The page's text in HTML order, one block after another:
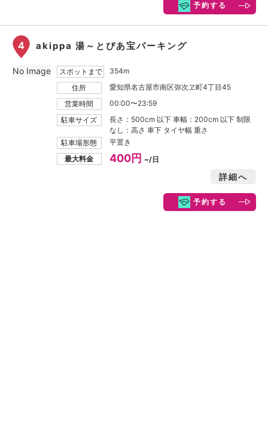
予約する
4 akippa 湯～とぴあ宝パーキング
スポットまで
354m
住所
愛知県名古屋市南区弥次ヱ町4丁目45
営業時間
00:00〜23:59
駐車サイズ
長さ：500cm 以下 車幅：200cm 以下 制限
なし：高さ 車下 タイヤ幅 重さ
駐車場形態
平置き
最大料金
400円 ~/日
詳細へ
予約する
No Image